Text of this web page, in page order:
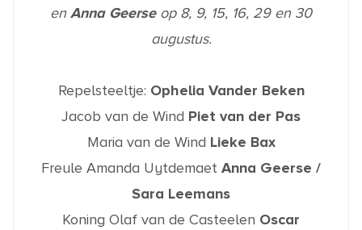
enAnna Geerseop 8, 9, 15, 16, 29 en 30
augustus.
Repelsteeltje: Ophelia Vander Beken
Jacob van de Wind Piet van der Pas
Maria van de Wind Lieke Bax
Freule Amanda Uytdemaet Anna Geerse /
Sara Leemans
Koning Olaf van de Casteelen Oscar